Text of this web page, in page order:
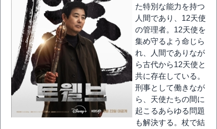
た特別な能力を持つ
人間であり、12天使
の管理者。12天使を
集め守るよう命じら
れ、人間でありなが
ら古代から12天使と
共に存在している。
刑事として働きなが
ら、天使たちの間に
起こるあらゆる問題
も解決する。杖で結